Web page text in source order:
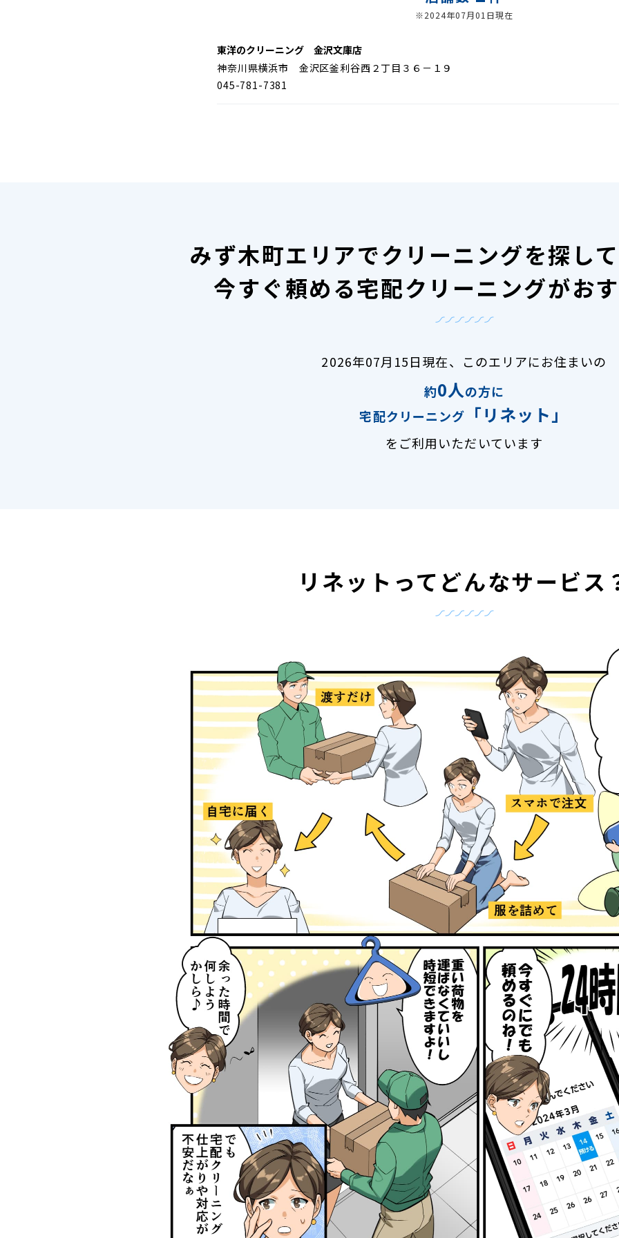
※2024年07月01日現在
東洋のクリーニング 金沢文庫店
神奈川県横浜市 金沢区釜利谷西２丁目３６－１９
045-781-7381
みず木町エリアでクリーニングを探し
今すぐ頼める宅配クリーニングがお
2026年07月15日現在、
このエリアにお住まいの
約0人の方に
宅配クリーニング
「リネット」
をご利用いただいています
リネットってどんなサービス